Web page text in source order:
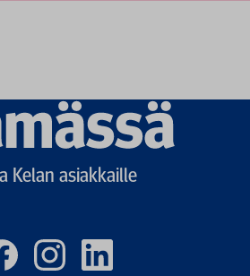
Kelan asiakkaille